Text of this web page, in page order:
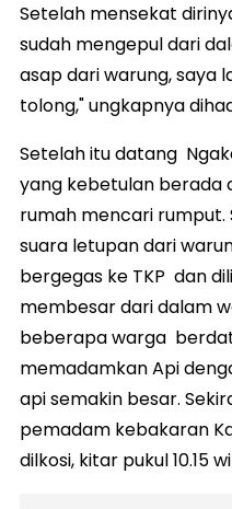
Setelah mensekat
sudah mengepul dari
asap dari warung, saya
tolong," ungkapnya
Setelah itu datang
yang kebetulan berada
rumah mencari rumput.
suara letupan dari
bergegas ke TKP dan
membesar dari dalam
beberapa warga
memadamkan Api
api semakin besar.
pemadam kebakaran
dilkosi, kitar pukul 10.15